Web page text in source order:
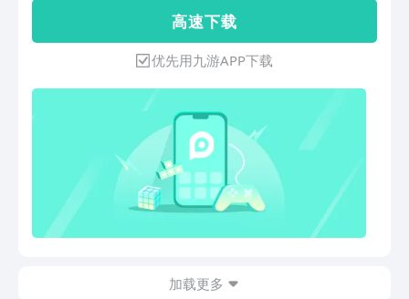
合理的放置；3、舒缓的背景音乐，无聊
的时候来进行整理，享受惬意的时光。
兄弟，他们的目标是解救被邪恶势力控制
的人们。 飞行者兄弟2游戏特色 1、玩家
不仅可以在游戏中体验到传统的冒险解密
玩法，还可以在游戏中驾驶飞行器； 2、
游戏中有着丰富的关卡和内容，每个关卡
都有不同的解密和冒险元素； 3、戏操作
简单，玩家可以轻松掌握游戏的玩法和操
作，体验游戏的乐趣。 4、游戏画面精美
细腻，音效搭配恰到好处，让玩家在游戏
中感受到身临其境的游戏氛围。 飞行者
兄弟2游戏亮点 1、游戏中有着丰富的剧
提高自己的智商和反应能力。 3、有着独
高 速 下 载
优先用九游APP下载
加载更多